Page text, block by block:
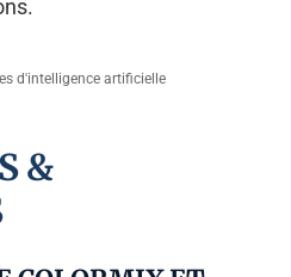
d'intelligence artificielle
&